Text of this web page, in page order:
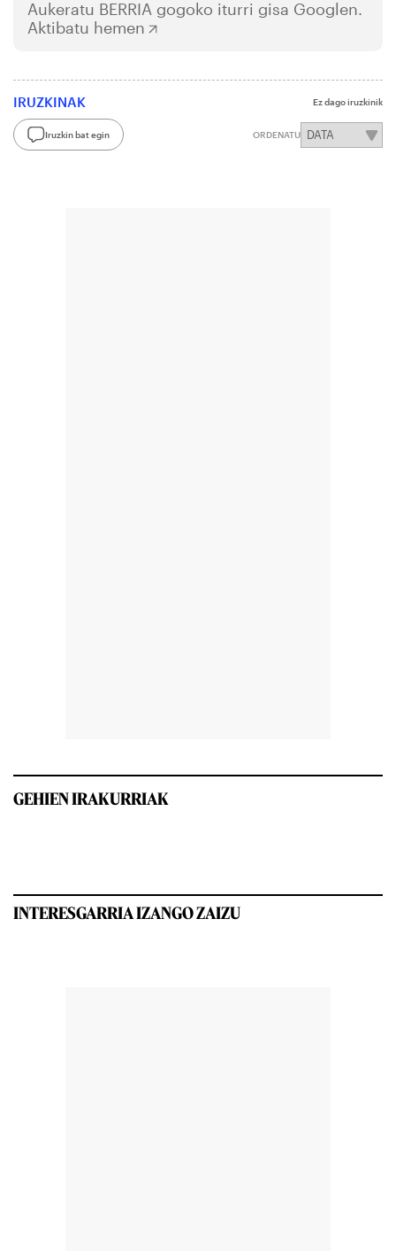
Aukeratu BERRIA gogoko iturri gisa Googlen.
Aktibatu hemen
IRUZKINAK Ez dago iruzkinik
Iruzkin bat egin ORDENATU
GEHIEN IRAKURRIAK
INTERESGARRIA IZANGO ZAIZU